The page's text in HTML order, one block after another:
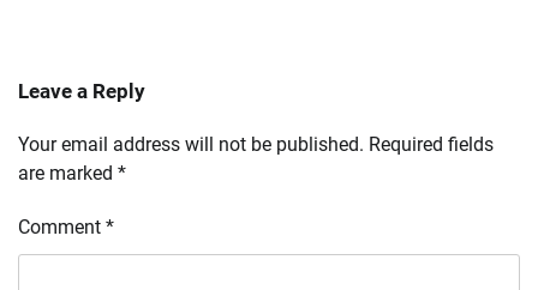
Leave a Reply
Your email address will not be published. Required fields
are marked *
Comment *